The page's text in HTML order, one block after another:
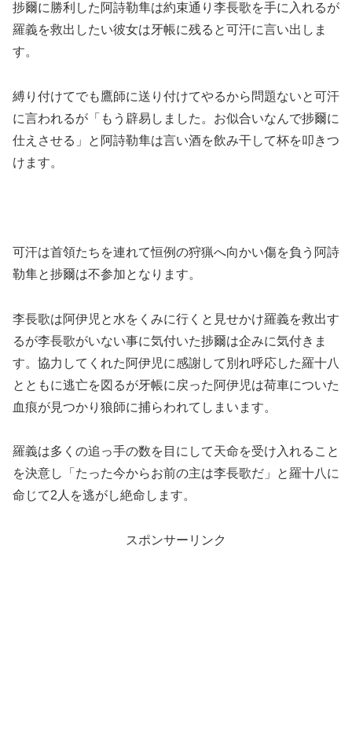
捗爾に勝利した阿詩勒隼は約束通り李長歌を手に入れるが
羅義を救出したい彼女は牙帳に残ると可汗に言い出しま
す。
縛り付けてでも鷹師に送り付けてやるから問題ないと可汗
に言われるが「もう辟易しました。お似合いなんで捗爾に
仕えさせる」と阿詩勒隼は言い酒を飲み干して杯を叩きつ
けます。
可汗は首領たちを連れて恒例の狩猟へ向かい傷を負う阿詩
勒隼と捗爾は不参加となります。
李長歌は阿伊児と水をくみに行くと見せかけ羅義を救出す
るが李長歌がいない事に気付いた捗爾は企みに気付きま
す。協力してくれた阿伊児に感謝して別れ呼応した羅十八
とともに逃亡を図るが牙帳に戻った阿伊児は荷車についた
血痕が見つかり狼師に捕らわれてしまいます。
羅義は多くの追っ手の数を目にして天命を受け入れること
を決意し「たった今からお前の主は李長歌だ」と羅十八に
命じて2人を逃がし絶命します。
スポンサーリンク